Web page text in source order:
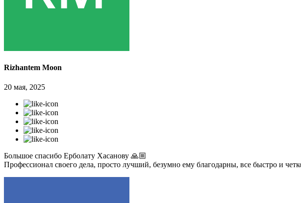
Rizhantem Moon
20 мая, 2025
Большое спасибо Ерболату Хасанову 🙏🏼
Профессионал своего дела, просто лучший, безумно ему благодарны, все быстро и